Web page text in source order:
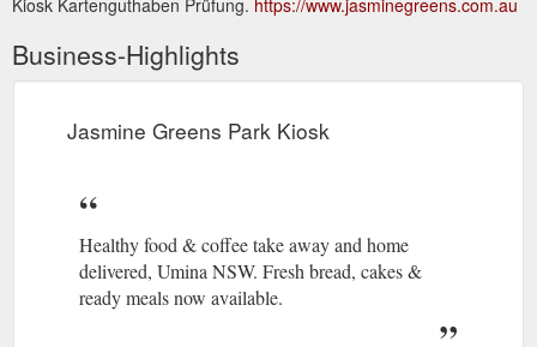
Business-Highlights
Jasmine Greens Park Kiosk
Healthy food & coffee take away and home
delivered, Umina NSW. Fresh bread, cakes &
ready meals now available.